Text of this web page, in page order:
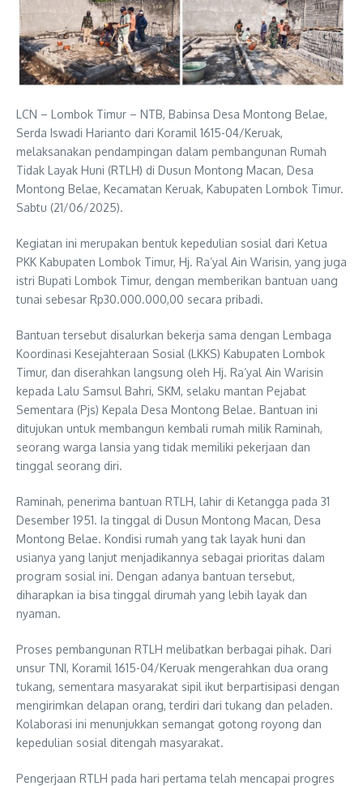
LCN – Lombok Timur – NTB, Babinsa Desa Montong Belae,
Serda Iswadi Harianto dari Koramil 1615-04/Keruak,
melaksanakan pendampingan dalam pembangunan Rumah
Tidak Layak Huni (RTLH) di Dusun Montong Macan, Desa
Montong Belae, Kecamatan Keruak, Kabupaten Lombok Timur.
Sabtu (21/06/2025).
Kegiatan ini merupakan bentuk kepedulian sosial dari Ketua
PKK Kabupaten Lombok Timur, Hj. Ra’yal Ain Warisin, yang juga
istri Bupati Lombok Timur, dengan memberikan bantuan uang
tunai sebesar Rp30.000.000,00 secara pribadi.
Bantuan tersebut disalurkan bekerja sama dengan Lembaga
Koordinasi Kesejahteraan Sosial (LKKS) Kabupaten Lombok
Timur, dan diserahkan langsung oleh Hj. Ra’yal Ain Warisin
kepada Lalu Samsul Bahri, SKM, selaku mantan Pejabat
Sementara (Pjs) Kepala Desa Montong Belae. Bantuan ini
ditujukan untuk membangun kembali rumah milik Raminah,
seorang warga lansia yang tidak memiliki pekerjaan dan
tinggal seorang diri.
Raminah, penerima bantuan RTLH, lahir di Ketangga pada 31
Desember 1951. Ia tinggal di Dusun Montong Macan, Desa
Montong Belae. Kondisi rumah yang tak layak huni dan
usianya yang lanjut menjadikannya sebagai prioritas dalam
program sosial ini. Dengan adanya bantuan tersebut,
diharapkan ia bisa tinggal dirumah yang lebih layak dan
nyaman.
Proses pembangunan RTLH melibatkan berbagai pihak. Dari
unsur TNI, Koramil 1615-04/Keruak mengerahkan dua orang
tukang, sementara masyarakat sipil ikut berpartisipasi dengan
mengirimkan delapan orang, terdiri dari tukang dan peladen.
Kolaborasi ini menunjukkan semangat gotong royong dan
kepedulian sosial ditengah masyarakat.
Pengerjaan RTLH pada hari pertama telah mencapai progres